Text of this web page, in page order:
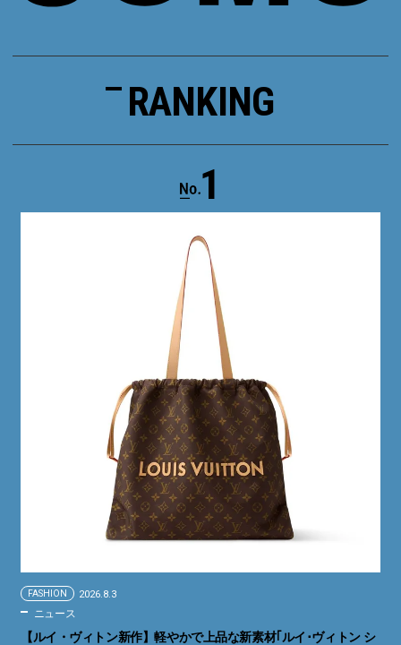
RANKING
1
FASHION 2026.8.3
ニュース
【ルイ・ヴィトン新作】軽やかで上品な新素材｢ルイ･ヴィトン シ